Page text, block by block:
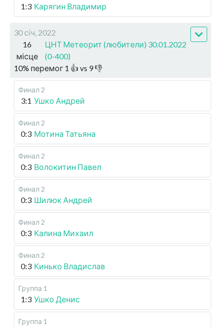
1:3 Карягин Владимир
30 січ, 2022
16
місце
ЦНТ Метеорит (любители) 30.01.2022
(0-400)
10% перемог 1 👍 vs 9👎
Финал 2
3:1 Ушко Андрей
Финал 2
0:3 Мотина Татьяна
Финал 2
0:3 Волокитин Павел
Финал 2
0:3 Шилюк Андрей
Финал 2
0:3 Калина Михаил
Финал 2
0:3 Кинько Владислав
Группа 1
1:3 Ушко Денис
Группа 1